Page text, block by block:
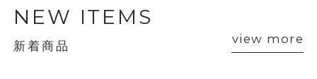
NEW ITEMS
新着商品 view more